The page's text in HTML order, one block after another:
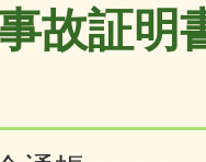
故証明